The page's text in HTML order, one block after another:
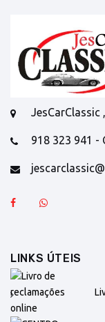
JesCarClassic
918 323 941 -
LINKS ÚTEIS